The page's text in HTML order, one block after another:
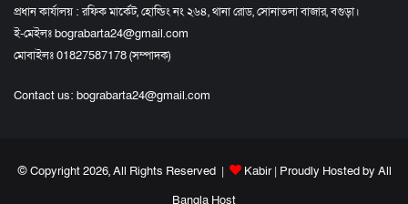
প্রধান কার্যালয় : রফিক মার্কেট, হোল্ডিং নং ২৬৪, থানা রোড, সোনাতলা বাজার, বগুড়া।
ই-মেইলঃ bograbarta24@gmail.com
মোবাইলঃ 01827587178 (সম্পাদক)
Contact us: bograbarta24@gmail.com
© Copyright 2026, All Rights Reserved | Kabir| Proudly Hosted by All
Bangla Host